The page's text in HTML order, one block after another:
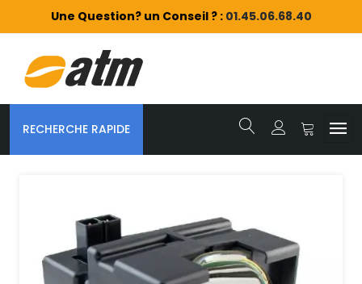
Une Question? un Conseil ? : 01.45.06.68.40
RECHERCHE RAPIDE